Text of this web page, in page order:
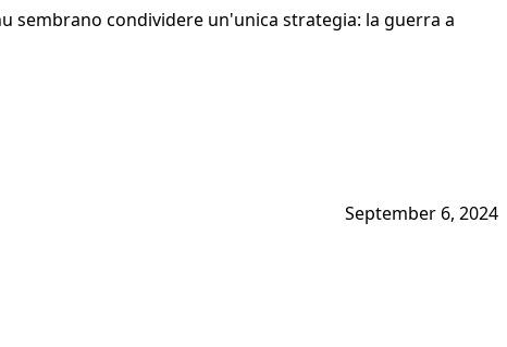
sembrano condividere un'unica strategia: la guerra a
September 6, 2024